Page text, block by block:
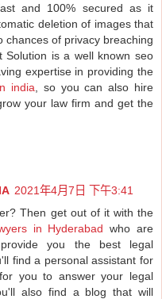
and 100% secured as it
deletion of images that
chances of privacy breaching
Solution is a well known seo
expertise in providing the
india , so you can also hire
your law firm and get the
2021年4月7日 下午3:41
Then get out of it with the
in Hyderabad who are
you the best legal
find a personal assistant for
you to answer your legal
also find a blog that will